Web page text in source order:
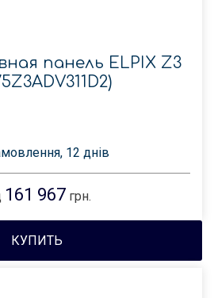
панель ELPIX Z3
12 днів
161 967 грн.
КУПИТЬ